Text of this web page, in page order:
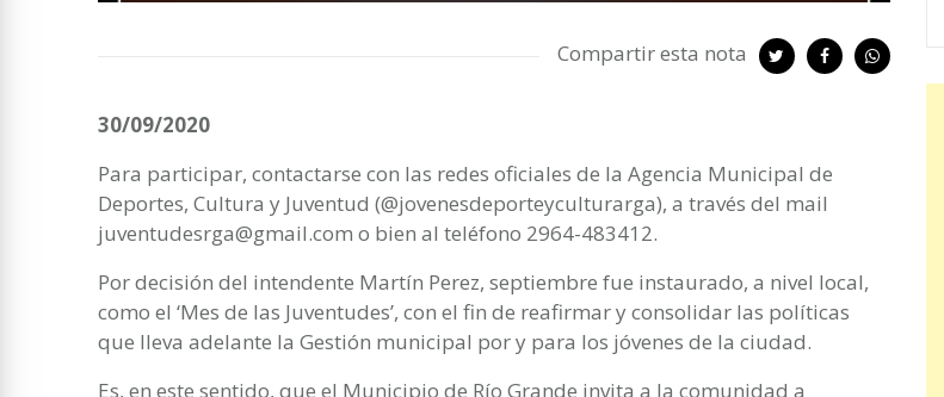
Compartir esta nota
30/09/2020
Para participar, contactarse con las redes oficiales de la Agencia Municipal de
Deportes, Cultura y Juventud (@jovenesdeporteyculturarga), a través del mail
juventudesrga@gmail.com o bien al teléfono 2964-483412.
Por decisión del intendente Martín Perez, septiembre fue instaurado, a nivel local,
como el ‘Mes de las Juventudes’, con el fin de reafirmar y consolidar las políticas
que lleva adelante la Gestión municipal por y para los jóvenes de la ciudad.
Es, en este sentido, que el Municipio de Río Grande invita a la comunidad a